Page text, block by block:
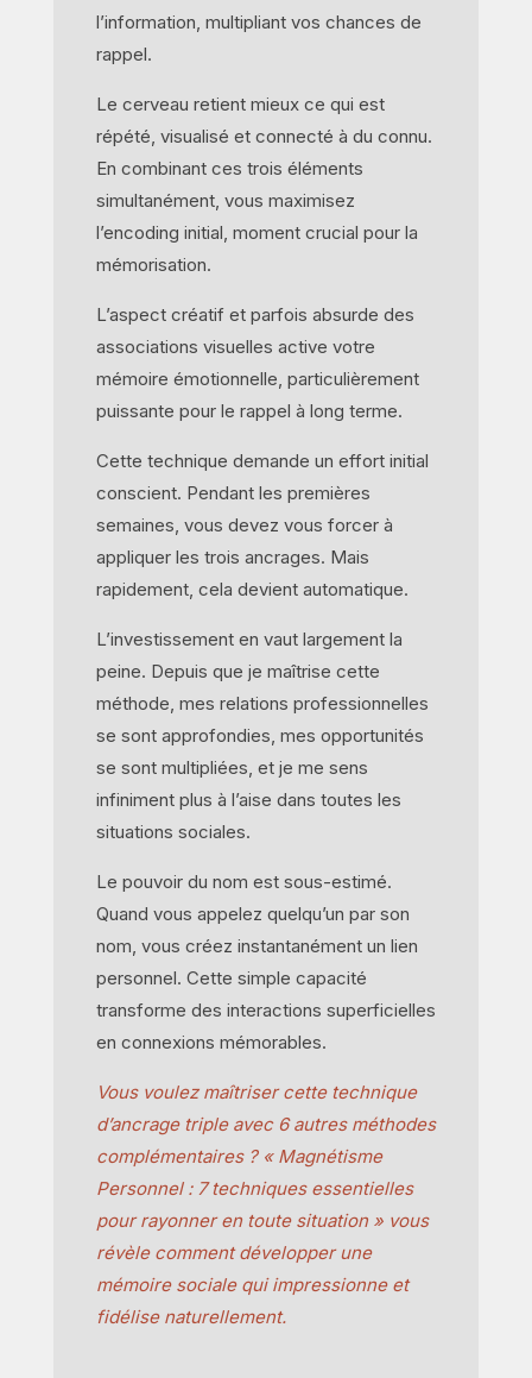
l’information, multipliant vos chances de
rappel.
Le cerveau retient mieux ce qui est
répété, visualisé et connecté à du connu.
En combinant ces trois éléments
simultanément, vous maximisez
l’encoding initial, moment crucial pour la
mémorisation.
L’aspect créatif et parfois absurde des
associations visuelles active votre
mémoire émotionnelle, particulièrement
puissante pour le rappel à long terme.
Cette technique demande un effort initial
conscient. Pendant les premières
semaines, vous devez vous forcer à
appliquer les trois ancrages. Mais
rapidement, cela devient automatique.
L’investissement en vaut largement la
peine. Depuis que je maîtrise cette
méthode, mes relations professionnelles
se sont approfondies, mes opportunités
se sont multipliées, et je me sens
infiniment plus à l’aise dans toutes les
situations sociales.
Le pouvoir du nom est sous-estimé.
Quand vous appelez quelqu’un par son
nom, vous créez instantanément un lien
personnel. Cette simple capacité
transforme des interactions superficielles
en connexions mémorables.
Vous voulez maîtriser cette technique
d’ancrage triple avec 6 autres méthodes
complémentaires ? « Magnétisme
Personnel : 7 techniques essentielles
pour rayonner en toute situation » vous
révèle comment développer une
mémoire sociale qui impressionne et
fidélise naturellement.